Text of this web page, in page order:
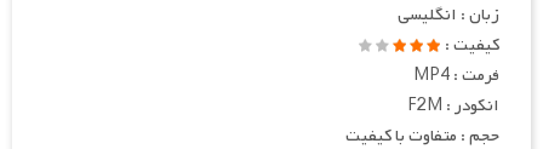
زبان : انگلیسی
کیفیت :
فرمت : MP4
انکودر : F2M
حجم : متفاوت با کیفیت